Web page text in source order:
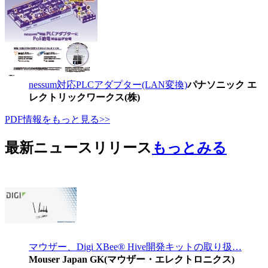
nessum対応PLCアダプター(LAN変換)パナソニック エ
レクトリックワークス(株)
PDF情報をもっと見る>>
最新ニュースリリース もっとみる
マウザー、Digi XBee® Hive開発キットの取り扱…
Mouser Japan GK(マウザー・エレクトロニクス)